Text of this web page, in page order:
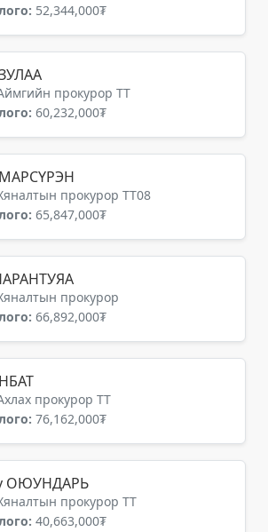
52,344,000₮
прокурор ТТ
60,232,000₮
прокурор ТТ08
65,847,000₮
прокурор
66,892,000₮
прокурор ТТ
76,162,000₮
ОЮУНДАРЬ
прокурор ТТ
40,663,000₮